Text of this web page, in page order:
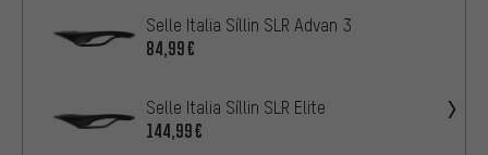
Selle Italia Síllin SLR Advan 3
84,99€
Selle Italia Síllin SLR Elite
144,99€